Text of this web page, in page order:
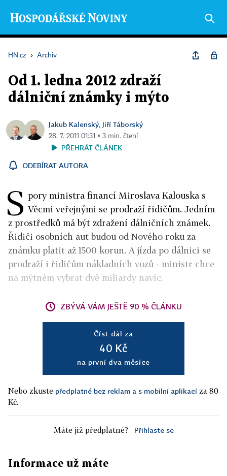
HN.cz › Archiv
Od 1. ledna 2012 zdraží
dálniční známky i mýto
Jakub Kalenský, Jiří Táborský
28. 7. 2011 01:31 ▪ 3 min. čtení
PŘEHRÁT ČLÁNEK
ODEBÍRAT AUTORA
S pory ministra financí Miroslava Kalouska s
Věcmi veřejnými se prodraží řidičům. Jedním
z prostředků má být zdražení dálničních známek.
Řidiči osobních aut budou od Nového roku za
známku platit až 1500 korun. A jízda po dálnici se
prodraží i řidičům nákladních vozů - ministr chce
na mýtném vybrat dvě miliardy navíc.
ZBÝVÁ VÁM JEŠTĚ 90 % ČLÁNKU
Číst dál za
40 Kč
na první dva měsíce
Nebo zkuste předplatné bez reklam a s mobilní aplikací za 80
Kč.
Máte již předplatné? Přihlaste se
Informace už máte